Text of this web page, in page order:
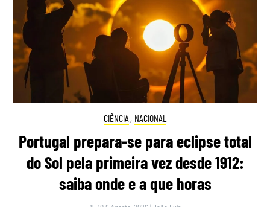
CIÊNCIA , NACIONAL
Portugal prepara-se para eclipse total
do Sol pela primeira vez desde 1912:
saiba onde e a que horas